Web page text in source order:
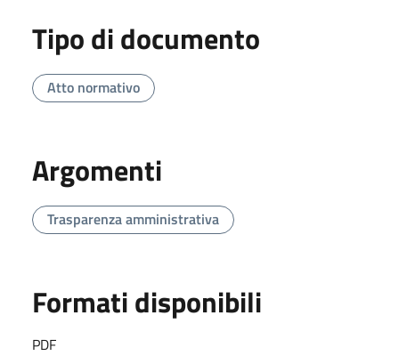
Tipo di documento
Atto normativo
Argomenti
Trasparenza amministrativa
Formati disponibili
PDF